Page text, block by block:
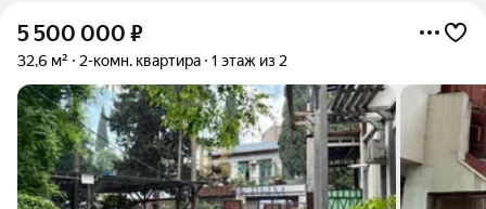
5 500 000 ₽
32,6 м² 2-комн. квартира 1 этаж из 2